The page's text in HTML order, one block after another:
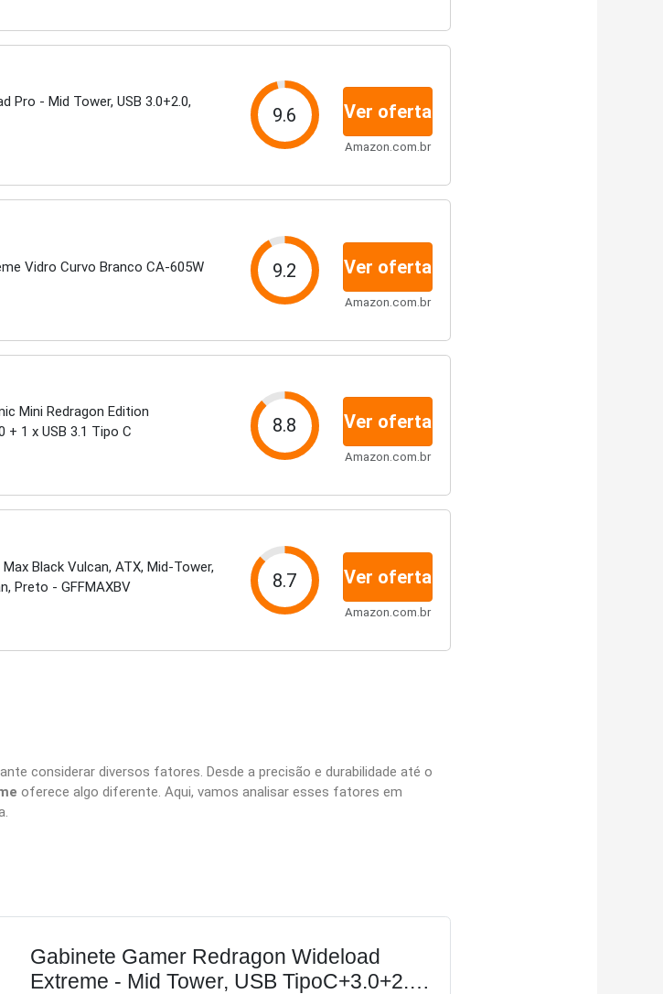
Pro - Mid Tower, USB 3.0+2.0,
9.6 Ver oferta
Amazon.com.br
Vidro Curvo Branco CA-605W 9.2 Ver oferta
Amazon.com.br
Mini Redragon Edition
+ 1 x USB 3.1 Tipo C
8.8 Ver oferta
Amazon.com.br
Black Vulcan, ATX, Mid-Tower,
Preto - GFFMAXBV
8.7 Ver oferta
Amazon.com.br
considerar diversos fatores. Desde a precisão e durabilidade até o
oferece algo diferente. Aqui, vamos analisar esses fatores em
Gabinete Gamer Redragon Wideload
Extreme - Mid Tower, USB TipoC+3.0+2.0,